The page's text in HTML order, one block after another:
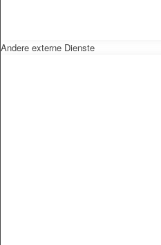
Andere externe Dienste